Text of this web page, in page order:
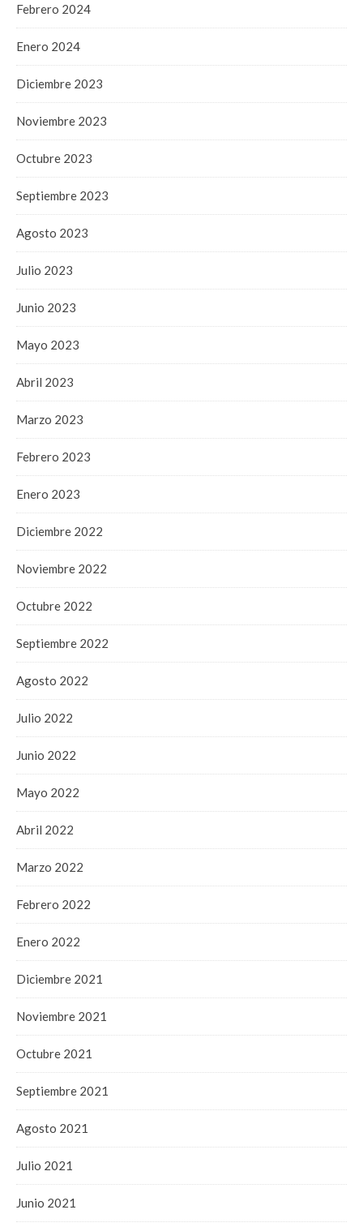
Febrero 2024
Enero 2024
Diciembre 2023
Noviembre 2023
Octubre 2023
Septiembre 2023
Agosto 2023
Julio 2023
Junio 2023
Mayo 2023
Abril 2023
Marzo 2023
Febrero 2023
Enero 2023
Diciembre 2022
Noviembre 2022
Octubre 2022
Septiembre 2022
Agosto 2022
Julio 2022
Junio 2022
Mayo 2022
Abril 2022
Marzo 2022
Febrero 2022
Enero 2022
Diciembre 2021
Noviembre 2021
Octubre 2021
Septiembre 2021
Agosto 2021
Julio 2021
Junio 2021